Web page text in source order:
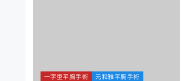
一字型平胸手術 元和雅平胸手術